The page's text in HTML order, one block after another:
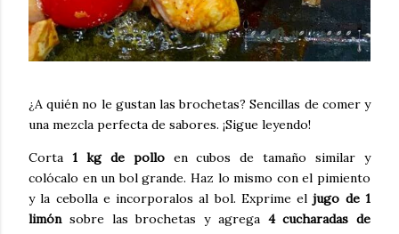
¿A quién no le gustan las brochetas? Sencillas de comer y
una mezcla perfecta de sabores. ¡Sigue leyendo!
Corta 1 kg de polloen cubos de tamaño similar y
colócalo en un bol grande. Haz lo mismo con el pimiento
y la cebolla e incorporalos al bol. Exprime eljugo de 1
limónsobre las brochetas y agrega 4 cucharadas de